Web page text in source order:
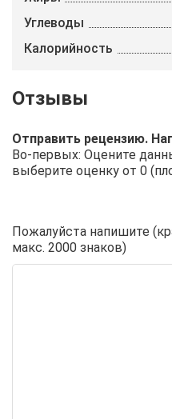
Углеводы
Калорийность
Отправить рецензию.
Во-первых: Оцените
выберите оценку от 0
Пожалуйста напишите
макс. 2000 знаков)